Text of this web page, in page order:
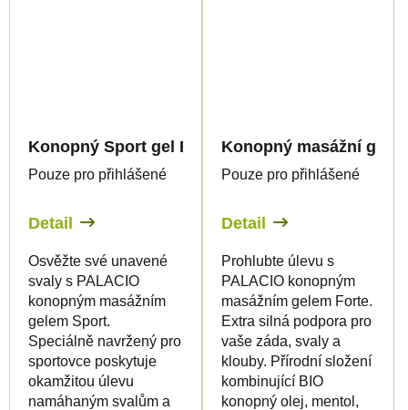
Konopný Sport gel Forte chladivý, 200ml -
Pouze pro přihlášené
Detail
Osvěžte své unavené
svaly s PALACIO
konopným masážním
gelem Sport.
Speciálně navržený pro
sportovce poskytuje
okamžitou úlevu
namáhaným svalům a
Konopný masážní gel
Pouze pro přihlášené
Detail
Prohlubte úlevu s
PALACIO konopným
masážním gelem Forte.
Extra silná podpora pro
vaše záda, svaly a
klouby. Přírodní složení
kombinující BIO
konopný olej, mentol,